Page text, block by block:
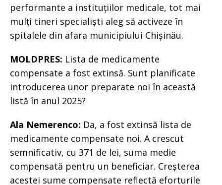
performante a instituțiilor medicale, tot mai
mulți tineri specialiști aleg să activeze în
spitalele din afara municipiului Chișinău.
MOLDPRES: Lista de medicamente
compensate a fost extinsă. Sunt planificate
introducerea unor preparate noi în această
listă în anul 2025?
Ala Nemerenco: Da, a fost extinsă lista de
medicamente compensate noi. A crescut
semnificativ, cu 371 de lei, suma medie
compensată pentru un beneficiar. Creșterea
acestei sume compensate reflectă eforturile